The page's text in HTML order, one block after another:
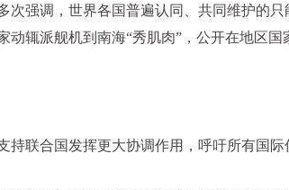
强调，世界各国普遍认同、共同维护的
辄派舰机到南海“秀肌肉”，公开在地区国
联合国发挥更大协调作用，呼吁所有国际